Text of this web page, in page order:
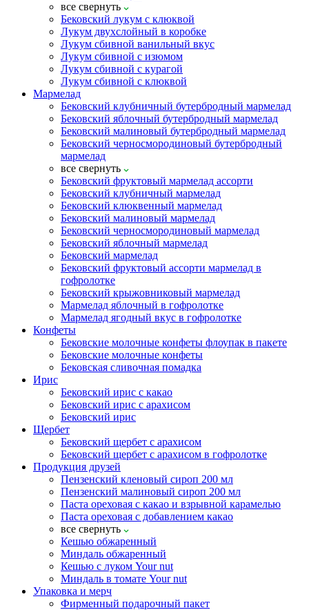
все свернуть
Бековский лукум с клюквой
Лукум двухслойный в коробке
Лукум сбивной ванильный вкус
Лукум сбивной с изюмом
Лукум сбивной с курагой
Лукум сбивной с клюквой
Мармелад
Бековский клубничный бутербродный мармелад
Бековский яблочный бутербродный мармелад
Бековский малиновый бутербродный мармелад
Бековский черносмородиновый бутербродный
мармелад
все свернуть
Бековский фруктовый мармелад ассорти
Бековский клубничный мармелад
Бековский клюквенный мармелад
Бековский малиновый мармелад
Бековский черносмородиновый мармелад
Бековский яблочный мармелад
Бековский мармелад
Бековский фруктовый ассорти мармелад в
гофролотке
Бековский крыжовниковый мармелад
Мармелад яблочный в гофролотке
Мармелад ягодный вкус в гофролотке
Конфеты
Бековские молочные конфеты флоупак в пакете
Бековские молочные конфеты
Бековская сливочная помадка
Ирис
Бековский ирис с какао
Бековский ирис с арахисом
Бековский ирис
Щербет
Бековский щербет с арахисом
Бековский щербет с арахисом в гофролотке
Продукция друзей
Пензенский кленовый сироп 200 мл
Пензенский малиновый сироп 200 мл
Паста ореховая с какао и взрывной карамелью
Паста ореховая с добавлением какао
все свернуть
Кешью обжаренный
Миндаль обжаренный
Кешью с луком Your nut
Миндаль в томате Your nut
Упаковка и мерч
Фирменный подарочный пакет